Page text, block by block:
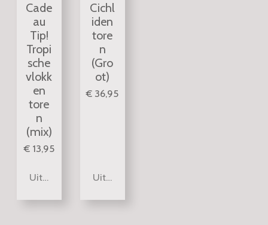
Cade
au
Tip!
Tropi
sche
vlokk
en
tore
n
(mix)
€ 13,95
Uitverkocht
Cichl
iden
tore
n
(Gro
ot)
€ 36,95
Uitverkocht